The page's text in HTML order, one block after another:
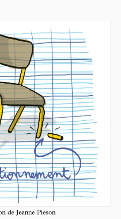
de Jeanne Pieson